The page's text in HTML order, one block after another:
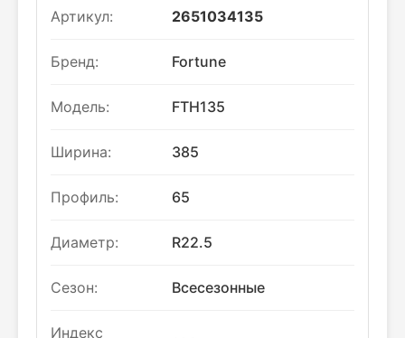
Артикул: 2651034135
Бренд: Fortune
Модель: FTH135
Ширина: 385
Профиль: 65
Диаметр: R22.5
Сезон: Всесезонные
Индекс